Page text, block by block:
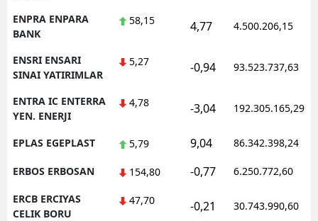
ENPRA ENPARA
BANK
58,15 4,77 4.500.206,15
ENSRI ENSARI
SINAI YATIRIMLAR
5,27 -0,94 93.523.737,63
ENTRA IC ENTERRA
YEN. ENERJI
4,78 -3,04 192.305.165,29
EPLAS EGEPLAST 5,79 9,04 86.342.398,24
ERBOS ERBOSAN 154,80 -0,77 6.250.772,60
ERCB ERCIYAS
CELIK BORU
47,70 -0,21 30.743.990,60